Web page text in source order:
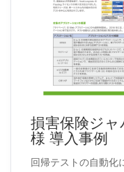
損害保険ジャ
様 導入事例
回帰テストの自動化